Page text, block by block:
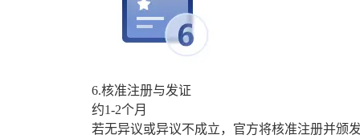
6.核准注册与发证
约1-2个月
若无异议或异议不成立，官方将核准注册并颁发